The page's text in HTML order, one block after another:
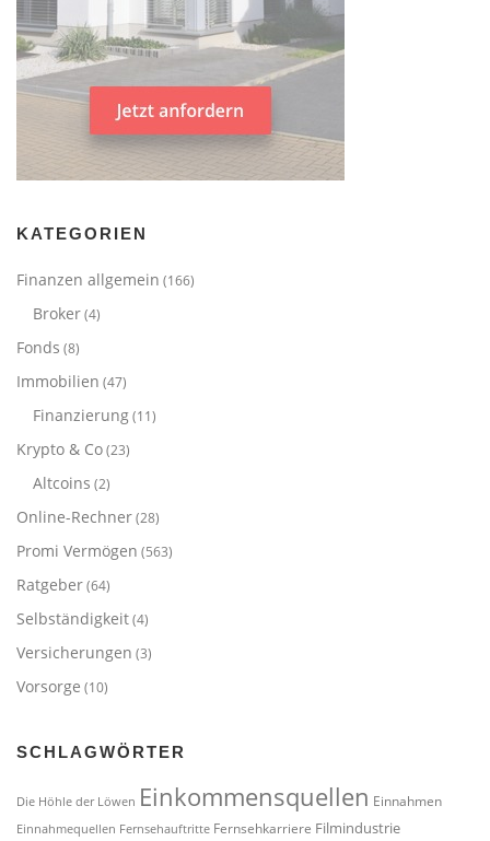
KATEGORIEN
Finanzen allgemein (166)
Broker(4)
Fonds (8)
Immobilien (47)
Finanzierung(11)
Krypto & Co(23)
Altcoins (2)
Online-Rechner(28)
Promi Vermögen (563)
Ratgeber(64)
Selbständigkeit(4)
Versicherungen (3)
Vorsorge (10)
SCHLAGWÖRTER
Die Höhle der Löwen Einkommensquellen Einnahmen
Einnahmequellen Fernsehauftritte Fernsehkarriere Filmindustrie